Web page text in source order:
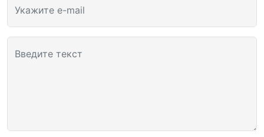
Укажите e-mail
Введите текст